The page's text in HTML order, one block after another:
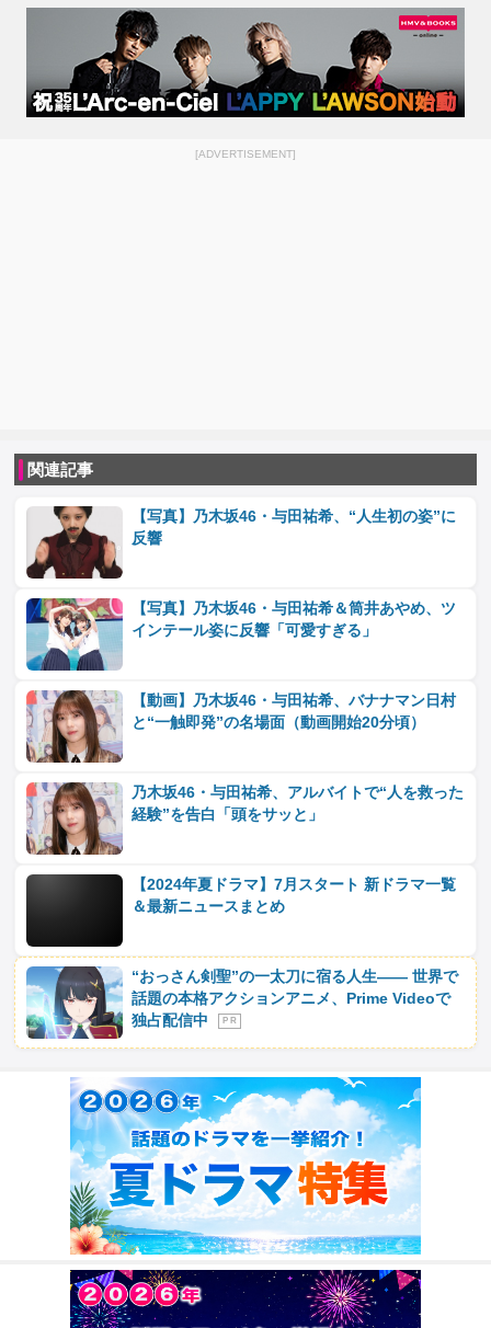
[ADVERTISEMENT]
関連記事
【写真】乃木坂46・与田祐希、“人生初の姿”に
反響
【写真】乃木坂46・与田祐希＆筒井あやめ、ツ
インテール姿に反響「可愛すぎる」
【動画】乃木坂46・与田祐希、バナナマン日村
と“一触即発”の名場面（動画開始20分頃）
乃木坂46・与田祐希、アルバイトで“人を救った
経験”を告白「頭をサッと」
【2024年夏ドラマ】7月スタート 新ドラマ一覧
＆最新ニュースまとめ
“おっさん剣聖”の一太刀に宿る人生―― 世界で
話題の本格アクションアニメ、Prime Videoで
独占配信中
P R